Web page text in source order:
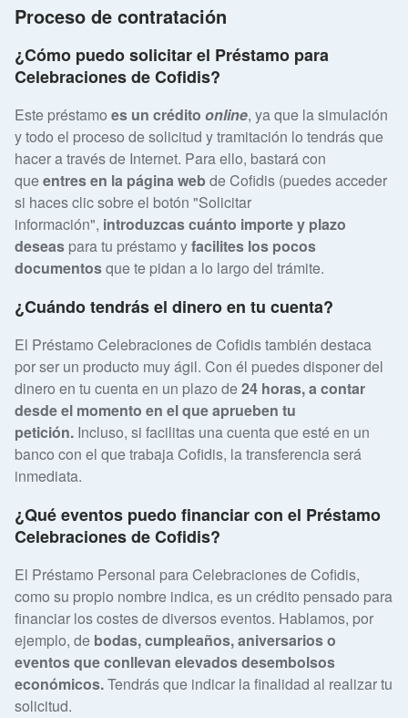
Proceso de contratación
¿Cómo puedo solicitar el Préstamo para
Celebraciones de Cofidis?
Este préstamo es un crédito online, ya que la simulación
y todo el proceso de solicitud y tramitación lo tendrás que
hacer a través de Internet. Para ello, bastará con
queentres en la página web de Cofidis (puedes acceder
si haces clic sobre el botón "Solicitar
información", introduzcas cuánto importe y plazo
deseas para tu préstamo yfacilites los pocos
documentosque te pidan a lo largo del trámite.
¿Cuándo tendrás el dinero en tu cuenta?
El Préstamo Celebraciones de Cofidis también destaca
por ser un producto muy ágil. Con él puedes disponer del
dinero en tu cuenta en un plazo de24 horas, a contar
desde el momento en el que aprueben tu
petición. Incluso, si facilitas una cuenta que esté en un
banco con el que trabaja Cofidis, la transferencia será
inmediata.
¿Qué eventos puedo financiar con el Préstamo
Celebraciones de Cofidis?
El Préstamo Personal para Celebraciones de Cofidis,
como su propio nombre indica, es un crédito pensado para
financiar los costes de diversos eventos. Hablamos, por
ejemplo, de bodas, cumpleaños, aniversarios o
eventos que conllevan elevados desembolsos
económicos.Tendrás que indicar la finalidad al realizar tu
solicitud.